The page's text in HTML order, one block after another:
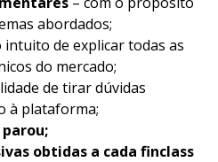
abordados;
intuito de explicar todas as
do mercado;
de tirar dúvidas
à plataforma;
obtidas a cada finclass